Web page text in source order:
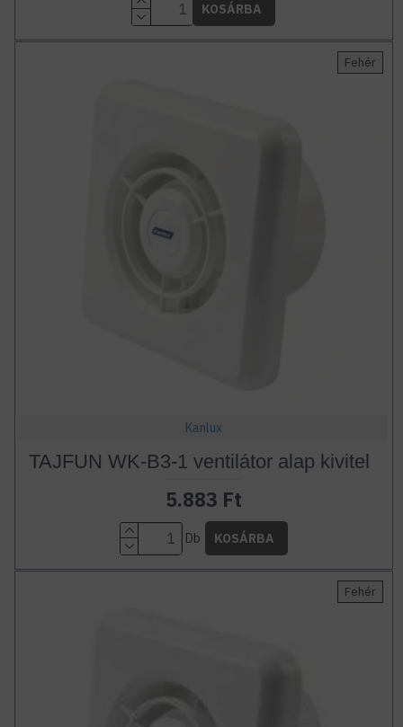
KOSÁRBA
Fehér
Kanlux
TAJFUN WK-B3-1 ventilátor alap kivitel
5.883 Ft
Db KOSÁRBA
Fehér